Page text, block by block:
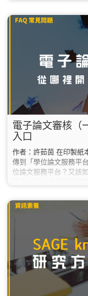
「確定要畢業的那一個
在這學期送審。 若不
系所助教或教務處。
電子論文審核（
入口
作者：許茹茵 在印製紙
傳到「學位論文服務平
位論文服務平台？又該
文服務平台」；或也可
「https://
用VPN連線回臺灣後